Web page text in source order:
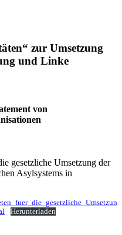
zur Umsetzung
und Linke
von
gesetzliche Umsetzung der
Asylsystems in
Herunterladen